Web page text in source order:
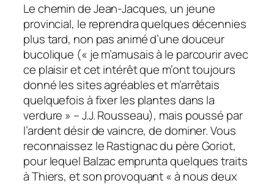
Le chemin de Jean-Jacques, un jeune
provincial, le reprendra quelques décennies
plus tard, non pas animé d’une douceur
bucolique (« je m’amusais à le parcourir avec
ce plaisir et cet intérêt que m’ont toujours
donné les sites agréables et m’arrêtais
quelquefois à fixer les plantes dans la
verdure » – J.J. Rousseau), mais poussé par
l’ardent désir de vaincre, de dominer. Vous
reconnaissez le Rastignac du père Goriot,
pour lequel Balzac emprunta quelques traits
à Thiers, et son provoquant « à nous deux